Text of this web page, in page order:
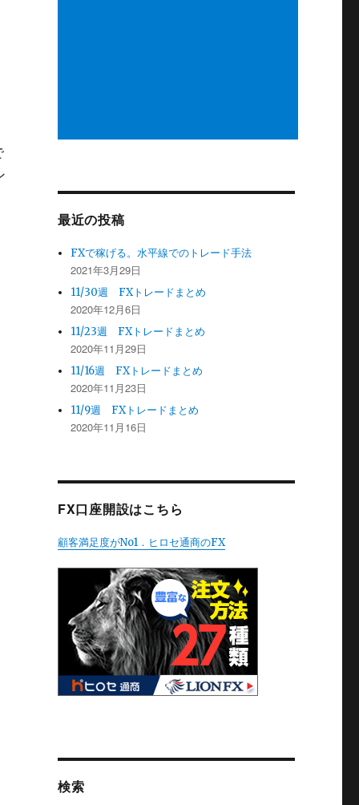
最近の投稿
FXで稼げる。水平線でのトレード手法
2021年3月29日
11/30週 FXトレードまとめ
2020年12月6日
11/23週 FXトレードまとめ
2020年11月29日
11/16週 FXトレードまとめ
2020年11月23日
11/9週 FXトレードまとめ
2020年11月16日
FX口座開設はこちら
顧客満足度がNo1．ヒロセ通商のFX
検索